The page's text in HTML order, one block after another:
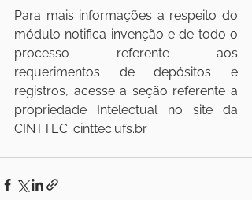
Para mais informações a respeito do
módulo notifica invenção e de todo o
processo referente aos
requerimentos de depósitos e
registros, acesse a seção referente a
propriedade Intelectual no site da
CINTTEC: cinttec.ufs.br